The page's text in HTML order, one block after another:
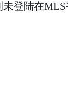
登陆在